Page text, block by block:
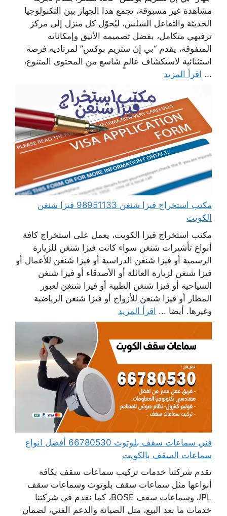
مشاهدة غير مسبوقة، يجمع هذا الجهاز بين التكنولوجيا
الحديثة والتفاعل السلس، ليُحوّل كل منزل إلى مركز
ترفيهي متكامل، بفضل تصميمه الأنيق وإمكاناته
المتفوقة، يقدم “بي إن ستريم بوكس” لمرتاديه فرصة
استثنائية لاستكشاف عالمٍ شاسع من المحتوى المتنوع،
... اقرأ المزيد
مكتب استخراج فيزا شنغن 98951133 فيزا شنغن
الكويت
مكتب استخراج فيزا الكويت، يعمل على استخراج كافة
أنواع تأشيرات شنغن سواء كانت فيزا شنغن للزيارة
الرسمية أو فيزا شنغن الدراسية أو فيزا شنغن للأعمال أو
فيزا شنغن لزيارة العائلة أو الأصدقاء أو فيزا شنغن
السياحية أو فيزا شنغن الطبية أو فيزا شنغن لعبور
المطار أو فيزا شنغن للأزواج أو فيزا شنغن الرياضية
وغيرها. أيضا ... اقرأ المزيد
فني سماعات سقف بلوتوث 66780530 أفضل انواع
سماعات السقف بالكويت
تقدم شركتنا خدمات تركيب سماعات سقف بكافة
أنواعها مثل سماعات سقف بلوتوث وسماعات سقف
JPL وسماعات سقف BOSE، كما نقدم في شركتنا
خدمات ما بعد البيع، مثل الصيانة والدعم الفني، لضمان